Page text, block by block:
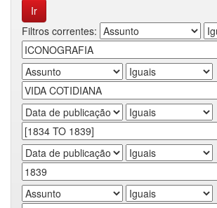
Filtros correntes: